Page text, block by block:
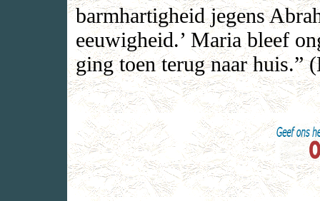
barmhartigheid jegens
eeuwigheid.’ Maria bleef
ging toen terug naar huis.”